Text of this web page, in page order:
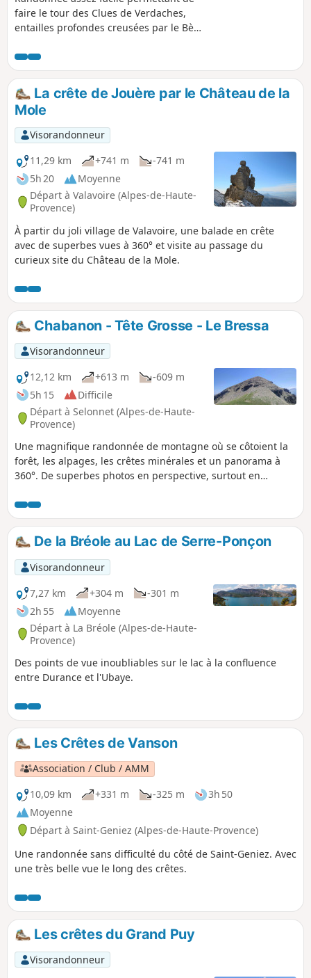
faire le tour des Clues de Verdaches,
entailles profondes creusées par le Bès
jolis panoramas sur le Blayeul dans sa
première partie, avant de surplomber le
Bès sur le chemin du retour (possibilités
de baignade en été).
La crête de Jouère par le Château de la
Mole
Visorandonneur
11,29 km
+741 m
-741 m
5h 20
Moyenne
Départ à Valavoire (Alpes-de-Haute-
Provence)
À partir du joli village de Valavoire, une balade en crête
avec de superbes vues à 360° et visite au passage du
curieux site du Château de la Mole.
Chabanon - Tête Grosse - Le Bressa
Visorandonneur
12,12 km
+613 m
-609 m
5h 15
Difficile
Départ à Selonnet (Alpes-de-Haute-
Provence)
Une magnifique randonnée de montagne où se côtoient la
forêt, les alpages, les crêtes minérales et un panorama à
360°. De superbes photos en perspective, surtout en
comporte des passages vertigineux et 3 ascensions à forte
déclivité sur des sols pierreux parfois instables. Une
randonnée empreinte de nature, de sérénité dans un
monde montagnard d'ailleurs.
De la Bréole au Lac de Serre-Ponçon
Visorandonneur
7,27 km
+304 m
-301 m
2h 55
Moyenne
Départ à La Bréole (Alpes-de-Haute-
Provence)
Des points de vue inoubliables sur le lac à la confluence
entre Durance et l'Ubaye.
Les Crêtes de Vanson
Association / Club / AMM
10,09 km
+331 m -325 m
3h 50
Moyenne
Départ à Saint-Geniez (Alpes-de-Haute-Provence)
Une randonnée sans difficulté du côté de Saint-Geniez. Avec
une très belle vue le long des crêtes.
Les crêtes du Grand Puy
Visorandonneur